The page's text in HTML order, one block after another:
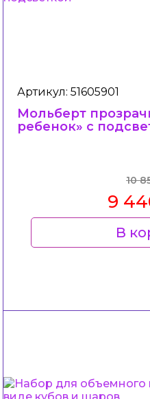
Артикул: 51605901
Мольберт
ребенок» с
10
9
В